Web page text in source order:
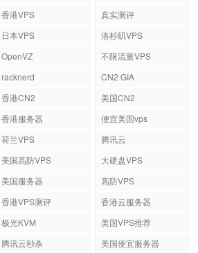
香港VPS
真实测评
日本VPS
洛杉矶VPS
OpenVZ
不限流量VPS
racknerd
CN2 GIA
香港CN2
美国CN2
香港服务器
便宜美国vps
荷兰VPS
腾讯云
美国高防VPS
大硬盘VPS
美国服务器
高防VPS
香港VPS测评
香港云服务器
极光KVM
美国VPS推荐
腾讯云秒杀
美国便宜服务器